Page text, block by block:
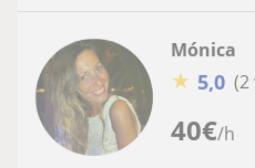
40€/h
Mónica
★ 5,0 (2